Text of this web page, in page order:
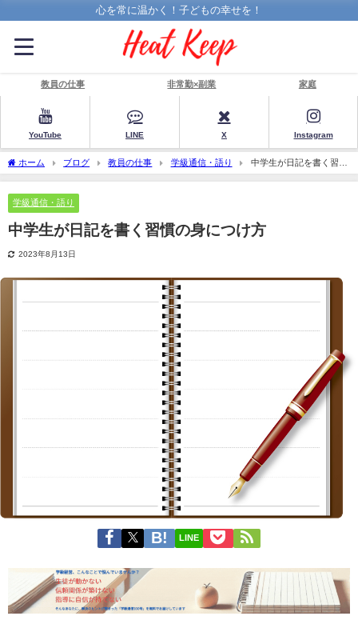
心を常に温かく！子どもの幸せを！
教員の仕事 非常勤×副業 家庭
YouTube LINE X Instagram
ホーム ブログ 教員の仕事 学級通信・語り
中学生が日記を書く習慣
の身につけ方
学級通信・語り
中学生が日記を書く習慣の身につけ方
2023年8月13日
LINE